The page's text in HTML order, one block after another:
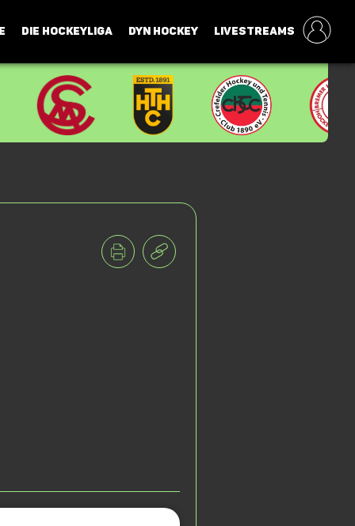
DIE HOCKEYLIGA DYN HOCKEY LIVESTREAMS